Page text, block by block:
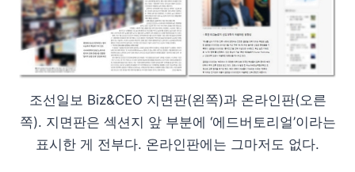
조선일보 Biz&CEO 지면판(왼쪽)과 온라인판(오른
쪽). 지면판은 섹션지 앞 부분에 ‘에드버토리얼’이라는
표시한 게 전부다. 온라인판에는 그마저도 없다.